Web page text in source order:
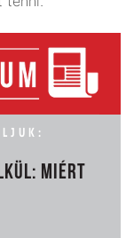
MIÉRT